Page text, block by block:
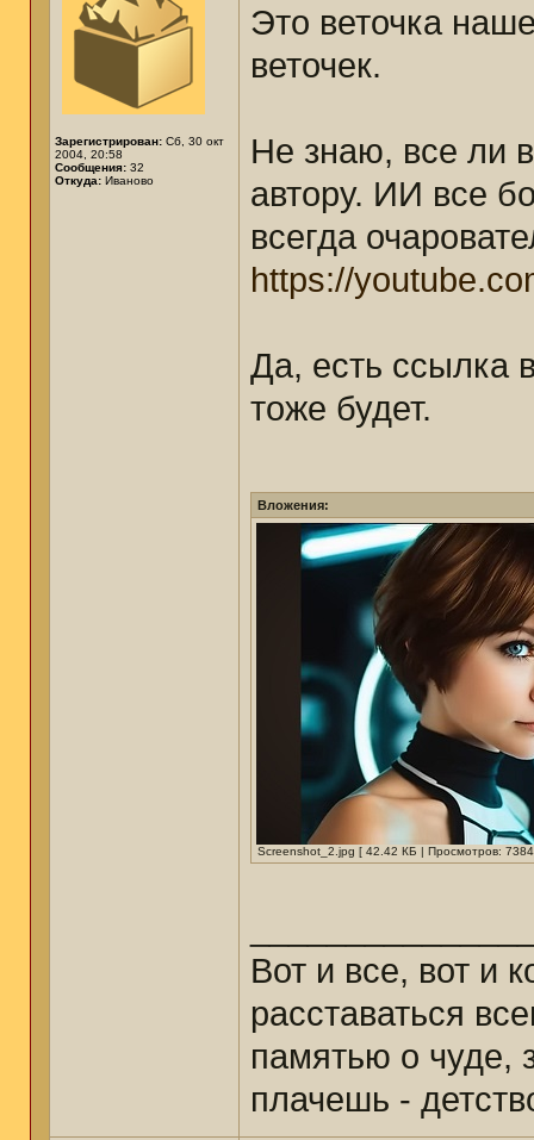
Зарегистрирован: Сб, 30 окт
2004, 20:58
Сообщения: 32
Откуда: Иваново
Это веточка
веточек.
Не знаю, все ли
автору. ИИ все
всегда
https://
Да, есть ссылка
тоже будет.
Вложения:
Screenshot_2.jpg [ 42.42 КБ | Просмотров:
Вот и все, вот и
расставаться
памятью о чуде,
плачешь -